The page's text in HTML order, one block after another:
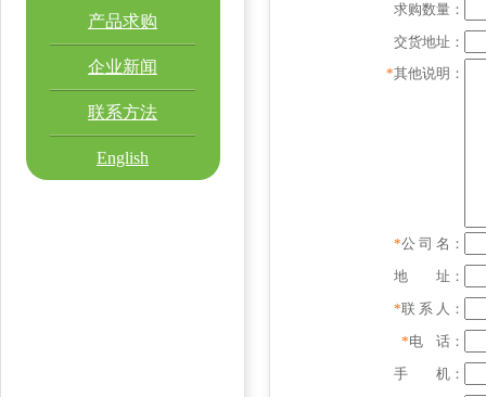
产品求购
企业新闻
联系方法
English
求购数量：
交货地址：
*其他说明：
*公 司 名：
地 址：
*联 系 人：
*电 话：
手 机：